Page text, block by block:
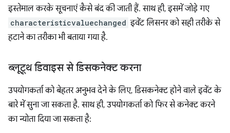
इस्तेमाल करके सूचनाएं कैसे बंद की जाती हैं. साथ ही, इसमें जोड़े गए
characteristicvaluechanged इवेंट लिसनर को सही तरीके से
हटाने का तरीका भी बताया गया है.
ब्लूटूथ डिवाइस से डिसकनेक्ट करना
उपयोगकर्ता को बेहतर अनुभव देने के लिए, डिसकनेक्ट होने वाले इवेंट के
बारे में सुना जा सकता है. साथ ही, उपयोगकर्ता को फिर से कनेक्ट करने
का न्योता दिया जा सकता है: